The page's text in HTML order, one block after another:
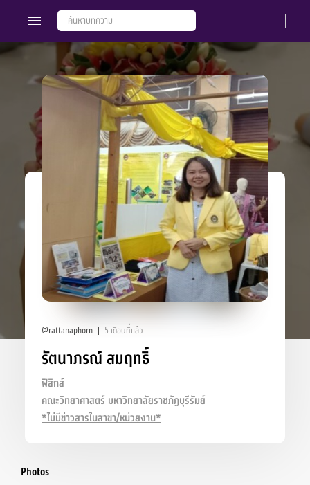
@rattanaphorn 5 เดือนที่แล้ว
รัตนาภรณ์ สมฤทธิ์
ฟิสิกส์
คณะวิทยาศาสตร์ มหาวิทยาลัยราชภัฏบุรีรัมย์
*ไม่มีข่าวสารในสาขา/หน่วยงาน*
Photos
Members